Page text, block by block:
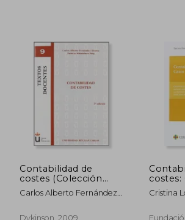
Contabilidad de
costes (Colección
Textos Docentes)
Carlos Alberto Fernández
Dykinson, 2009,
costes:
Cristina